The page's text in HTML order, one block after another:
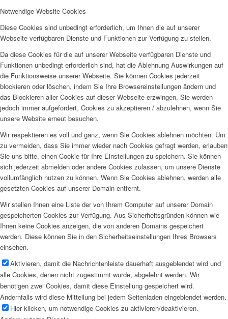
Notwendige Website Cookies
Diese Cookies sind unbedingt erforderlich, um Ihnen die auf unserer
Webseite verfügbaren Dienste und Funktionen zur Verfügung zu stellen.
Da diese Cookies für die auf unserer Webseite verfügbaren Dienste und
Funktionen unbedingt erforderlich sind, hat die Ablehnung Auswirkungen auf
die Funktionsweise unserer Webseite. Sie können Cookies jederzeit
blockieren oder löschen, indem Sie Ihre Browsereinstellungen ändern und
das Blockieren aller Cookies auf dieser Webseite erzwingen. Sie werden
jedoch immer aufgefordert, Cookies zu akzeptieren / abzulehnen, wenn Sie
unsere Website erneut besuchen.
Wir respektieren es voll und ganz, wenn Sie Cookies ablehnen möchten. Um
zu vermeiden, dass Sie immer wieder nach Cookies gefragt werden, erlauben
Sie uns bitte, einen Cookie für Ihre Einstellungen zu speichern. Sie können
sich jederzeit abmelden oder andere Cookies zulassen, um unsere Dienste
vollumfänglich nutzen zu können. Wenn Sie Cookies ablehnen, werden alle
gesetzten Cookies auf unserer Domain entfernt.
Wir stellen Ihnen eine Liste der von Ihrem Computer auf unserer Domain
gespeicherten Cookies zur Verfügung. Aus Sicherheitsgründen können wie
Ihnen keine Cookies anzeigen, die von anderen Domains gespeichert
werden. Diese können Sie in den Sicherheitseinstellungen Ihres Browsers
einsehen.
Aktivieren, damit die Nachrichtenleiste dauerhaft ausgeblendet wird und
alle Cookies, denen nicht zugestimmt wurde, abgelehnt werden. Wir
benötigen zwei Cookies, damit diese Einstellung gespeichert wird.
Andernfalls wird diese Mitteilung bei jedem Seitenladen eingeblendet werden.
Hier klicken, um notwendige Cookies zu aktivieren/deaktivieren.